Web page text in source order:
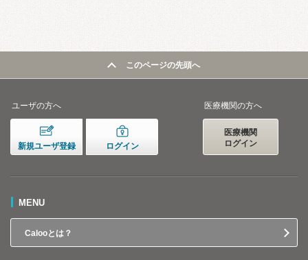
このページの先頭へ
ユーザの方へ
新規ユーザ登録 ログイン
医療機関の方へ
医療機関
ログイン
MENU
Calooとは？